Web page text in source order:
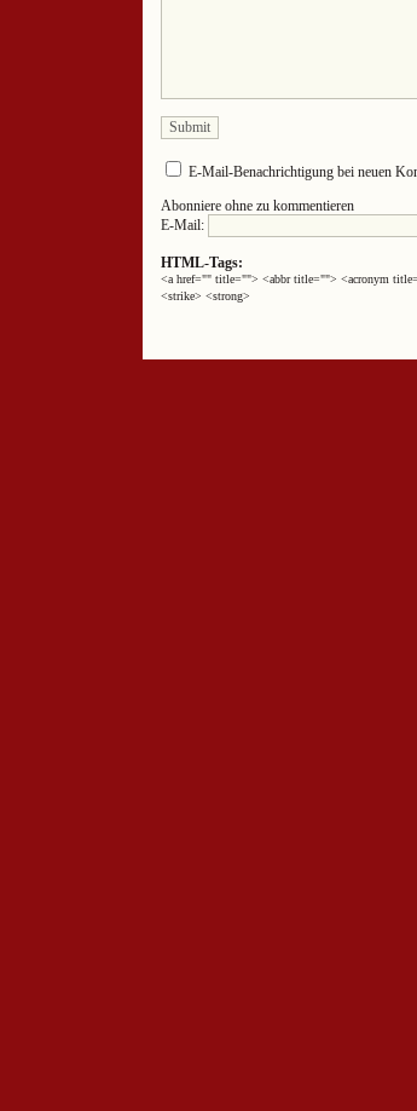
E-Mail-Benachrichtigung bei neuen
Abonniere ohne zu kommentieren
E-Mail:
HTML-Tags:
<a href="" title=""> <abbr title=""> <acronym
<strike> <strong>